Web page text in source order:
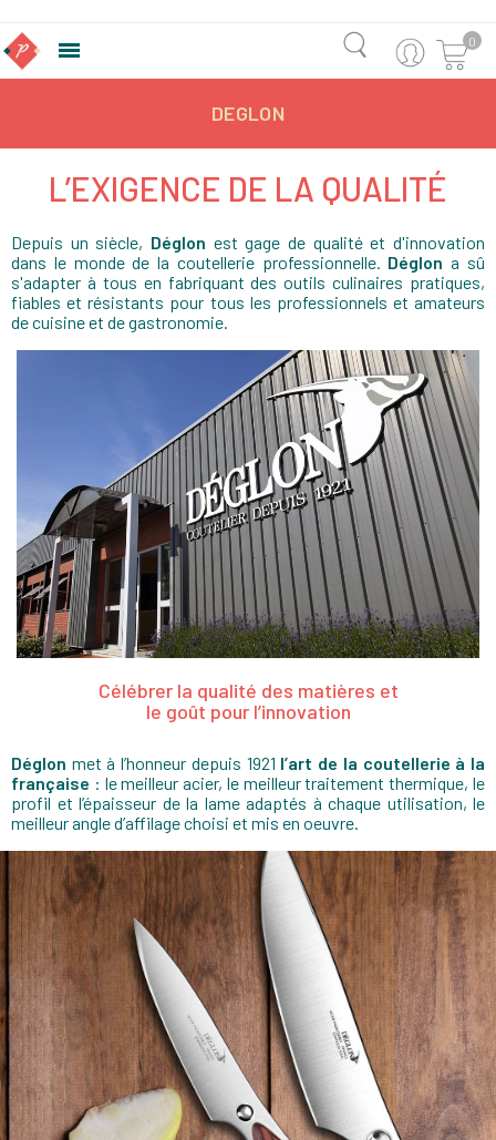
 0
DEGLON
L’EXIGENCE DE LA QUALITÉ
Depuis un siècle, Déglon est gage de qualité et d'innovation
dans le monde de la coutellerie professionnelle. Déglon a sû
s'adapter à tous en fabriquant des outils culinaires pratiques,
fiables et résistants pour tous les professionnels et amateurs
de cuisine et de gastronomie.
Célébrer la qualité des matières et
le goût pour l’innovation
Déglon met à l’honneur depuis 1921 l’art de la coutellerie à la
française : le meilleur acier, le meilleur traitement thermique, le
profil et l’épaisseur de la lame adaptés à chaque utilisation, le
meilleur angle d’affilage choisi et mis en oeuvre.